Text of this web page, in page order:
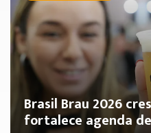
Brasil Brau 2026
fortalece agenda